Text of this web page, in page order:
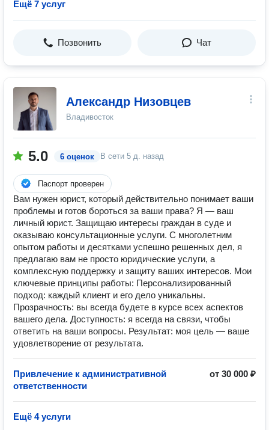
Ещё 7 услуг
Позвонить Чат
Александр Низовцев
Владивосток
5.0 6 оценок В сети 5 д. назад
Паспорт проверен
Вам нужен юрист, который действительно понимает ваши
проблемы и готов бороться за ваши права? Я — ваш
личный юрист. Защищаю интересы граждан в суде и
оказываю консультационные услуги. С многолетним
опытом работы и десятками успешно решенных дел, я
предлагаю вам не просто юридические услуги, а
комплексную поддержку и защиту ваших интересов. Мои
ключевые принципы работы: Персонализированный
подход: каждый клиент и его дело уникальны.
Прозрачность: вы всегда будете в курсе всех аспектов
вашего дела. Доступность: я всегда на связи, чтобы
ответить на ваши вопросы. Результат: моя цель — ваше
удовлетворение от результата.
Привлечение к административной
ответственности
от 30 000 ₽
Ещё 4 услуги